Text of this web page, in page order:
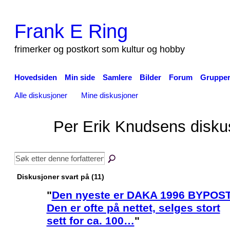
Frank E Ring
frimerker og postkort som kultur og hobby
Hovedsiden Min side Samlere Bilder Forum Grupper
Alle diskusjoner Mine diskusjoner
Per Erik Knudsens
Diskusjoner svart på (11)
"Den nyeste er DAKA 1996
Den er ofte på nettet, selges stort
sett for ca. 100…"